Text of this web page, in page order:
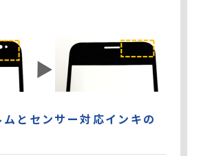
とセンサー対応インキの